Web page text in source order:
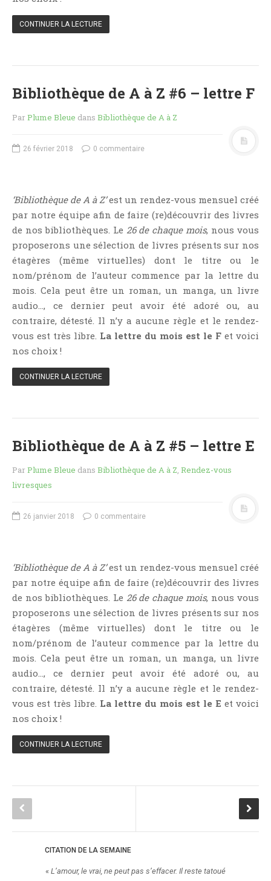
LGBT
Littérature Contemporaine
Littérature Étrangère
Littérature Gay
New Adult
Poésie
Point Lecture
Policier Et Suspense
Rendez-Vous Livresques
Road-Book
Roman
Roman D'apprentissage
Romance Contemporaine
Swaps Et Challenges
Théâtre
Thriller
Thriller Psychologique
Top Ten Tuesday
Wish-List
Young Adult
CONTINUER LA LECTURE
Bibliothèque de A à Z #6 – lettre F
ParPlume Bleue dans Bibliothèque de A à Z
26 février 2018 0 commentaire
‘Bibliothèque de A à Z’est un rendez-vous mensuel créé
par notre équipe afin de faire (re)découvrir des livres
de nos bibliothèques. Le 26 de chaque mois, nous vous
proposerons une sélection de livres présents sur nos
étagères (même virtuelles) dont le titre ou le
nom/prénom de l’auteur commence par la lettre du
mois. Cela peut être un roman, un manga, un livre
audio…, ce dernier peut avoir été adoré ou, au
contraire, détesté. Il n’y a aucune règle et le rendez-
vous est très libre. La lettre du mois est le F et voici
nos choix !
CONTINUER LA LECTURE
Bibliothèque de A à Z #5 – lettre E
ParPlume Bleue dans Bibliothèque de A à Z, Rendez-vous
livresques
26 janvier 2018 0 commentaire
‘Bibliothèque de A à Z’est un rendez-vous mensuel créé
par notre équipe afin de faire (re)découvrir des livres
de nos bibliothèques. Le 26 de chaque mois, nous vous
proposerons une sélection de livres présents sur nos
étagères (même virtuelles) dont le titre ou le
nom/prénom de l’auteur commence par la lettre du
mois. Cela peut être un roman, un manga, un livre
audio…, ce dernier peut avoir été adoré ou, au
contraire, détesté. Il n’y a aucune règle et le rendez-
vous est très libre. La lettre du mois est le E et voici
nos choix !
CONTINUER LA LECTURE
CITATION DE LA SEMAINE
« L’amour, le vrai, ne peut pas s’effacer. Il reste tatoué